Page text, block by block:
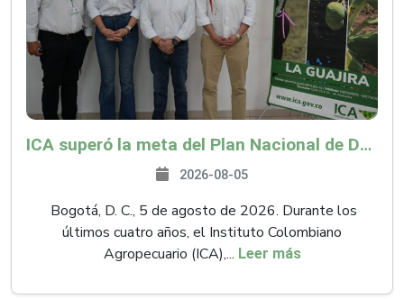
ICA superó la meta del Plan Nacional de Desarrollo y abrió 61 mercados internacionales
2026-08-05
Bogotá, D. C., 5 de agosto de 2026. Durante los
últimos cuatro años, el Instituto Colombiano
Agropecuario (ICA),... Leer más